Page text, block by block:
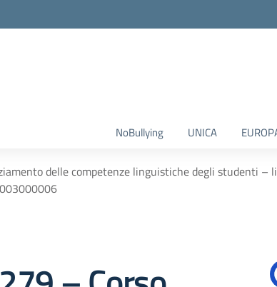
NoBullying UNICA
delle competenze linguistiche degli studenti –